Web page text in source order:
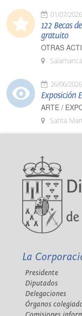
01/07/2026
122 Becas
gratuito
OTRAS
Salamanca
26/06/2026
Exposición
ARTE /
Santa
La
Presidente
Diputados
Delegaciones
Órganos